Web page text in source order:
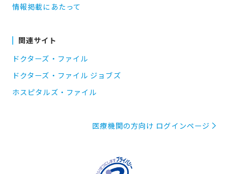
情報掲載にあたって
関連サイト
ドクターズ・ファイル
ドクターズ・ファイル ジョブズ
ホスピタルズ・ファイル
医療機関の方向け ログインページ